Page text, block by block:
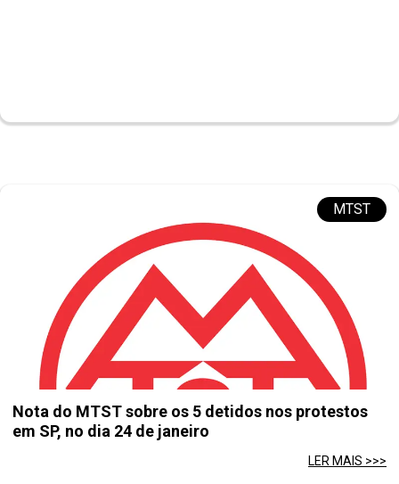
MTST
Nota do MTST sobre os 5 detidos nos protestos
em SP, no dia 24 de janeiro
LER MAIS >>>